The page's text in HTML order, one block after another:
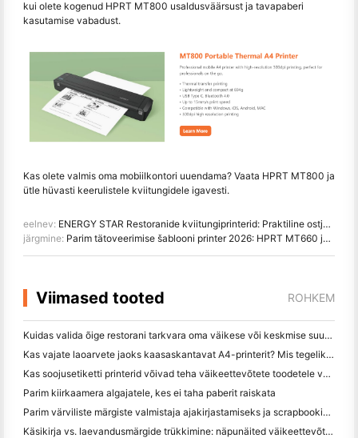
kui olete kogenud HPRT MT800 usaldusväärsust ja tavapaberi
kasutamise vabadust.
Kas olete valmis oma mobiilkontori uuendama? Vaata HPRT MT800 ja
ütle hüvasti keerulistele kviitungidele igavesti.
eelnev: ENERGY STAR Restoranide kviitungiprinterid: Praktiline ostja juhend
järgmine: Parim tätoveerimise šablooni printer 2026: HPRT MT660 juhend
Viimased tooted ROHKEM
Kuidas valida õige restorani tarkvara oma väikese või keskmise suurusega restorani jaoks
Kas vajate laoarvete jaoks kaasaskantavat A4-printerit? Mis tegelikult töötab
Kas soojusetiketti printerid võivad teha väikeettevõtete toodetele veekindel etikett?
Parim kiirkaamera algajatele, kes ei taha paberit raiskata
Parim värviliste märgiste valmistaja ajakirjastamiseks ja scrapbooking'iks: lisage iga leheküljele rohkem värvi
Käsikirja vs. laevandusmärgide trükkimine: näpunäited väikeettevõtetele 2026. aastal